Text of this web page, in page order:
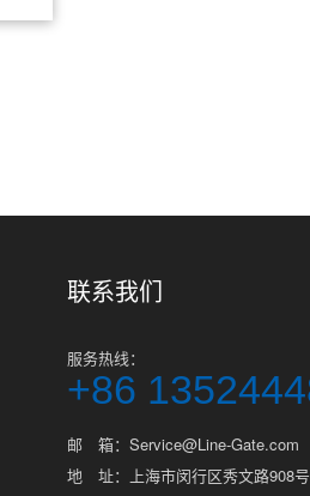
联系我们
服务热线：
+86
邮 箱：Service@Line-Gate.com
地 址：上海市闵行区秀文路908